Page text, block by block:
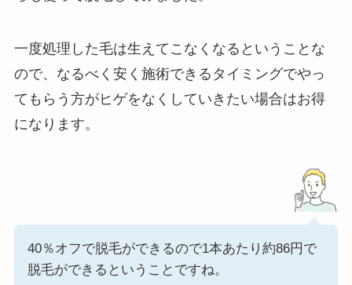
一度処理した毛は生えてこなくなるということな
ので、なるべく安く施術できるタイミングでやっ
てもらう方がヒゲをなくしていきたい場合はお得
になります。
40％オフで脱毛ができるので1本あたり約86円で
脱毛ができるということですね。